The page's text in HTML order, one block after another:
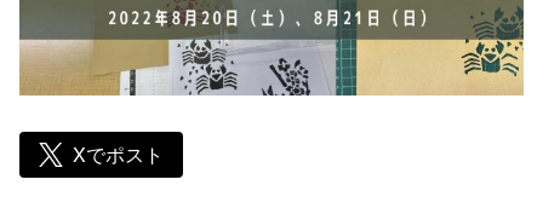
Xでポスト